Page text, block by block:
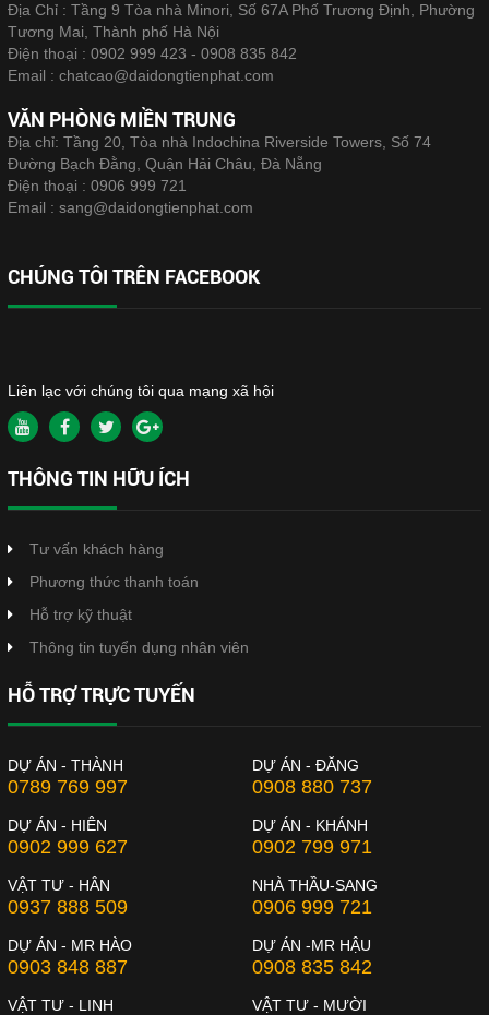
Địa Chỉ : Tầng 9 Tòa nhà Minori, Số 67A Phố Trương Định, Phường
Tương Mai, Thành phố Hà Nội
Điện thoại : 0902 999 423 - 0908 835 842
Email : chatcao@daidongtienphat.com
VĂN PHÒNG MIỀN TRUNG
Địa chỉ: Tầng 20, Tòa nhà Indochina Riverside Towers, Số 74
Đường Bạch Đằng, Quận Hải Châu, Đà Nẵng
Điện thoại : 0906 999 721
Email : sang@daidongtienphat.com
CHÚNG TÔI TRÊN FACEBOOK
Liên lạc với chúng tôi qua mạng xã hội
THÔNG TIN HỮU ÍCH
Tư vấn khách hàng
Phương thức thanh toán
Hỗ trợ kỹ thuật
Thông tin tuyển dụng nhân viên
HỖ TRỢ TRỰC TUYẾN
DỰ ÁN - THÀNH
0789 769 997
DỰ ÁN - ĐĂNG
0908 880 737
DỰ ÁN - HIÊN
0902 999 627
DỰ ÁN - KHÁNH
0902 799 971
VẬT TƯ - HÂN
0937 888 509
NHÀ THẦU-SANG
0906 999 721
DỰ ÁN - MR HÀO
0903 848 887
DỰ ÁN -MR HẬU
0908 835 842
VẬT TƯ - LINH VẬT TƯ - MƯỜI